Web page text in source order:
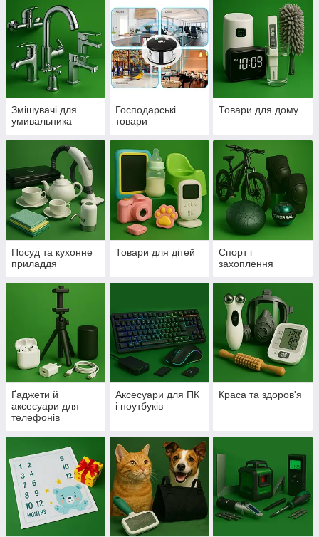
Змішувачі для
умивальника
Господарські
товари
Товари для дому
Посуд та кухонне
приладдя
Товари для дітей
Спорт і
захоплення
Ґаджети й
аксесуари для
телефонів
Аксесуари для ПК
і ноутбуків
Краса та здоров'я